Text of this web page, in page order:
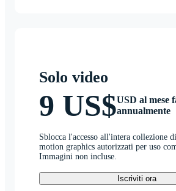
Solo video
9 US$USD al mese
annualmente
Sblocca l'accesso all'intera collezione
motion graphics autorizzati per uso
Immagini non incluse.
Iscriviti ora